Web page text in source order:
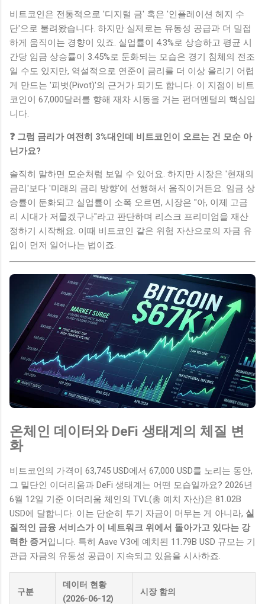
비트코인은 전통적으로 '디지털 금' 혹은 '인플레이션 헤지 수
단'으로 불려왔습니다. 하지만 실제로는 유동성 공급과 더 밀접
하게 움직이는 경향이 있죠. 실업률이 4.3%로 상승하고 평균 시
간당 임금 상승률이 3.45%로 둔화되는 모습은 경기 침체의 전조
일 수도 있지만, 역설적으로 연준이 금리를 더 이상 올리기 어렵
게 만드는 '피벗(Pivot)'의 근거가 되기도 합니다. 이 지점이 비트
코인이 67,000달러를 향해 재차 시동을 거는 펀더멘털의 핵심입
니다.
❓ 그럼 금리가 여전히 3%대인데 비트코인이 오르는 건 모순 아
닌가요?
솔직히 말하면 모순처럼 보일 수 있어요. 하지만 시장은 '현재의
금리'보다 '미래의 금리 방향'에 선행해서 움직이거든요. 임금 상
승률이 둔화되고 실업률이 소폭 오르면, 시장은 "아, 이제 고금
리 시대가 저물겠구나"라고 판단하며 리스크 프리미엄을 재산
정하기 시작해요. 이때 비트코인 같은 위험 자산으로의 자금 유
입이 먼저 일어나는 법이죠.
온체인 데이터와 DeFi 생태계의 체질 변
화
비트코인의 가격이 63,745 USD에서 67,000 USD를 노리는 동안,
그 밑단인 이더리움과 DeFi 생태계는 어떤 모습일까요? 2026년
6월 12일 기준 이더리움 체인의 TVL(총 예치 자산)은 81.02B
USD에 달합니다. 이는 단순히 투기 자금이 머무는 게 아니라, 실
질적인 금융 서비스가 이 네트워크 위에서 돌아가고 있다는 강
력한 증거 입니다. 특히 Aave V3에 예치된 11.79B USD 규모는 기
관급 자금의 유동성 공급이 지속되고 있음을 시사하죠.
구분
데이터 현황
(2026-06-12)
시장 함의